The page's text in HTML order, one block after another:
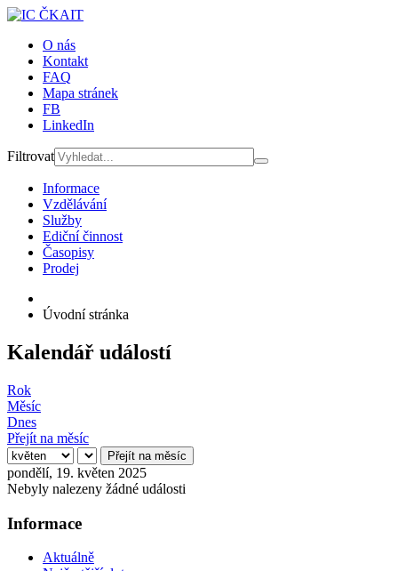
O nás
Kontakt
FAQ
Mapa stránek
FB
LinkedIn
Filtrovat
Informace
Vzdělávání
Služby
Ediční činnost
Časopisy
Prodej
Úvodní stránka
Kalendář událostí
Rok
Měsíc
Dnes
Přejít na měsíc
Přejít na měsíc
pondělí, 19. květen 2025
Nebyly nalezeny žádné události
Informace
Aktuálně